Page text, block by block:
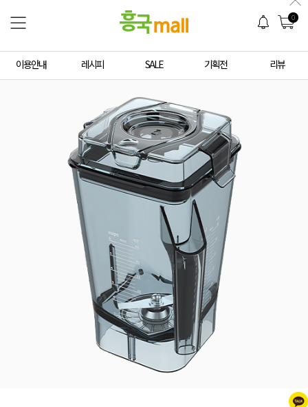
0
이용안내 레시피 SALE 기획전 리뷰